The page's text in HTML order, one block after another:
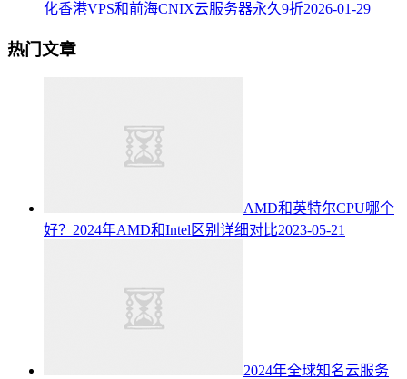
化香港VPS和前海CNIX云服务器永久9折2026-01-29
热门文章
AMD和英特尔CPU哪个
好？2024年AMD和Intel区别详细对比2023-05-21
2024年全球知名云服务